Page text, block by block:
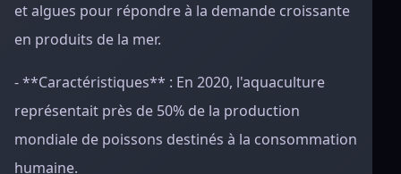
et algues pour répondre à la demande croissante
en produits de la mer.
- **Caractéristiques** : En 2020, l'aquaculture
représentait près de 50% de la production
mondiale de poissons destinés à la consommation
humaine.